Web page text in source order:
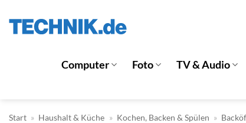
Inhalt
Computer Foto TV & Audio
Start » Haushalt & Küche » Kochen, Backen & Spülen »